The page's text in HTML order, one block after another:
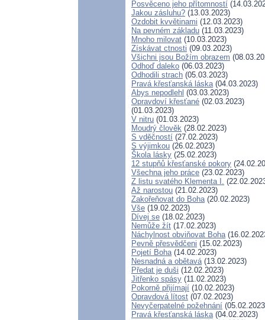
Posvěceno jeho přítomností
Jakou zásluhu? (13.03.2023)
Ozdobit kvvětinami (12.03.2023)
Na pevném základu (11.03.2023)
Mnoho milovat (10.03.2023)
Získávat ctnosti (09.03.2023)
Všichni jsou Božím obrazem
Odhoď daleko (06.03.2023)
Odhodili strach (05.03.2023)
Pravá křesťanská láska(04.03.2023)
Abys nepodlehl (03.03.2023)
Opravdoví křesťané (02.03.2023)
(01.03.2023)
V nitru (01.03.2023)
Moudrý člověk (28.02.2023)
S vděčností (27.02.2023)
S výjimkou (26.02.2023)
Škola lásky (25.02.2023)
12 stupňů křesťanské pokory
Všechna jeho práce (23.02.2023)
Z listu svatého Klementa I.
Až narostou (21.02.2023)
Zakořeňovat do Boha(20.02.2023)
Vše (19.02.2023)
Dívej se (18.02.2023)
Nemůže žít (17.02.2023)
Náchylnost obviňovat Boha
Pevně přesvědčeni (15.02.2023)
Pojetí Boha(14.02.2023)
Nesnadná a obětavá(13.02.2023)
Předat je duši (12.02.2023)
Jitřenko spásy (11.02.2023)
Pokorně přijímají (10.02.2023)
Opravdová lítost (07.02.2023)
Nevyčerpatelné požehnání
Pravá křesťanská láska(04.02.2023)